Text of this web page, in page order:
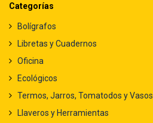
Categorías
Bolígrafos
Libretas y Cuadernos
Oficina
Ecológicos
Termos, Jarros, Tomatodos y Vasos
Llaveros y Herramientas